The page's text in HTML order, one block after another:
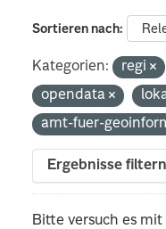
Sortieren nach
Kategorien: regi
opendata
amt-fuer-
Ergebnisse filtern
Bitte versuch es